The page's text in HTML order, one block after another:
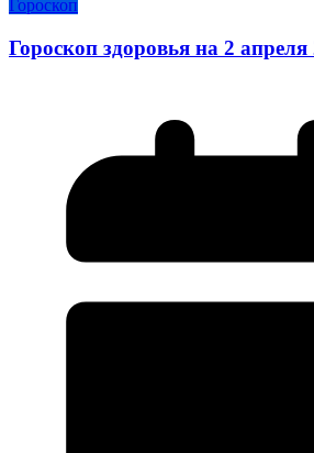
Гороскоп
Гороскоп здоровья на 2 апреля